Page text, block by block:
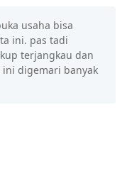
usaha bisa
ini. pas tadi
terjangkau dan
ini digemari banyak